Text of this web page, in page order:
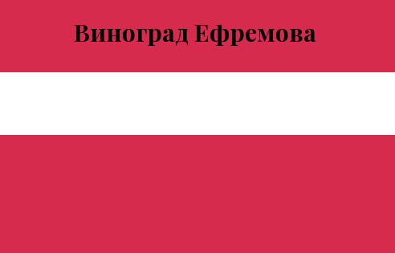
Виноград Ефремова